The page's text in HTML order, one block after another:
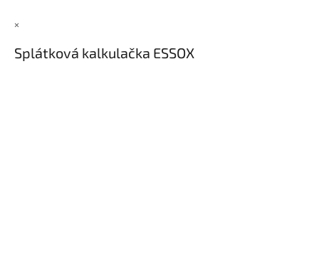
×
Splátková kalkulačka ESSOX